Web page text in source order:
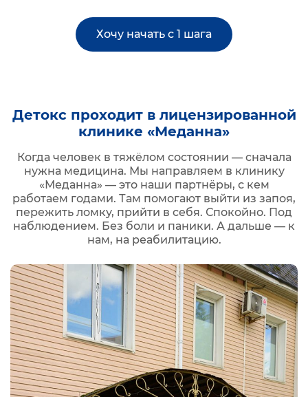
Хочу начать с 1 шага
Детокс проходит в лицензированной
клинике «Меданна»
Когда человек в тяжёлом состоянии — сначала
нужна медицина. Мы направляем в клинику
«Меданна» — это наши партнёры, с кем
работаем годами. Там помогают выйти из запоя,
пережить ломку, прийти в себя. Спокойно. Под
наблюдением. Без боли и паники. А дальше — к
нам, на реабилитацию.